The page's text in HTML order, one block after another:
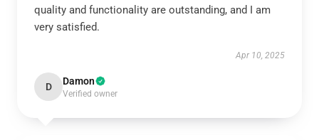
quality and functionality are outstanding, and I am
very satisfied.
Apr 10, 2025
D Damon
Verified owner